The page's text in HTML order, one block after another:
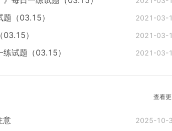
（03.15） 2021-03-
） 2021-03-
试题（03.15） 2021-03-
查看
意 2025-10-